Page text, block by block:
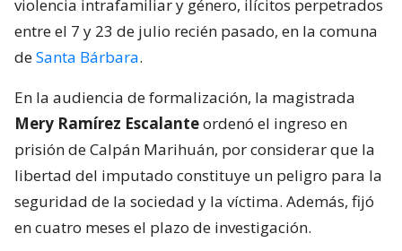
violencia intrafamiliar y género, ilícitos perpetrados
entre el 7 y 23 de julio recién pasado, en la comuna
deSanta Bárbara.
En la audiencia de formalización, la magistrada
Mery Ramírez Escalanteordenó el ingreso en
prisión de Calpán Marihuán, por considerar que la
libertad del imputado constituye un peligro para la
seguridad de la sociedad y la víctima. Además, fijó
en cuatro meses el plazo de investigación.